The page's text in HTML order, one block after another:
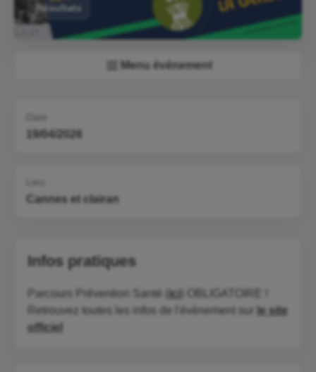
Résultats
Menu événement
19/04/2026
Cannes et clairan
Infos pratiques
Parcours Prévention Santé ( ici
) OBLIGATOIRE !
Retrouvez toutes les infos de l'évènement sur le site
officiel